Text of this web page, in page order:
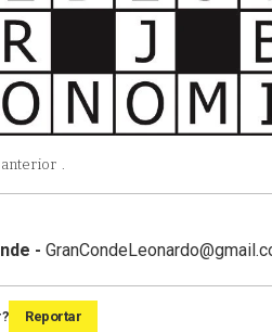
anterior .
-
Reportar